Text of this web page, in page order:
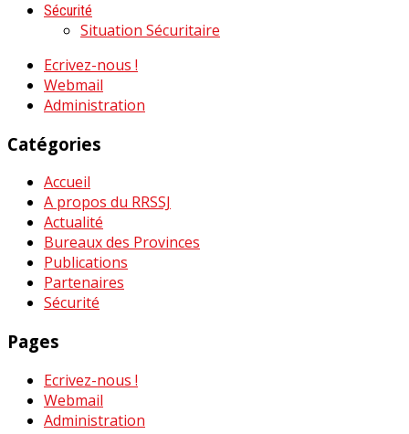
Sécurité
Situation Sécuritaire
Ecrivez-nous !
Webmail
Administration
Catégories
Accueil
A propos du RRSSJ
Actualité
Bureaux des Provinces
Publications
Partenaires
Sécurité
Pages
Ecrivez-nous !
Webmail
Administration